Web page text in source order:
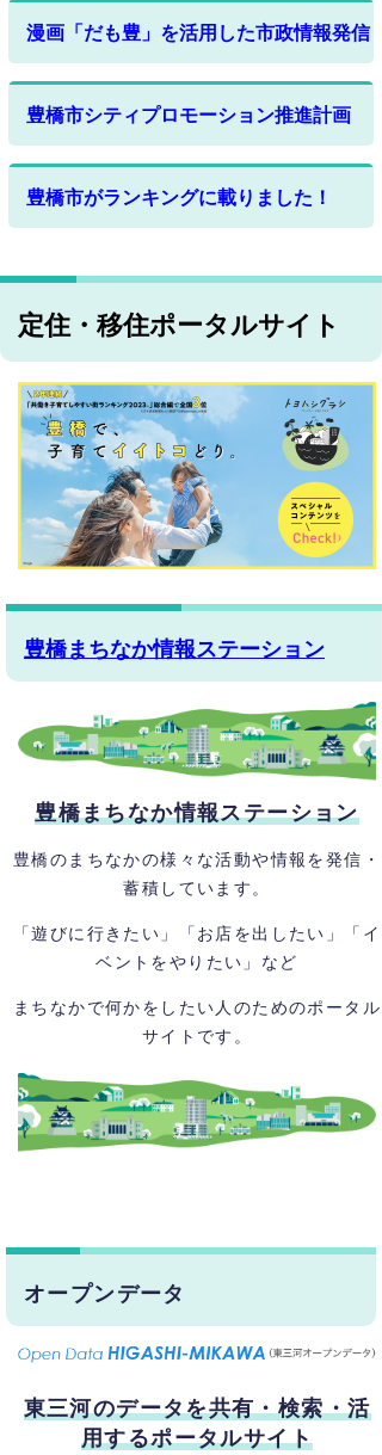
漫画「だも豊」を活用した市政情報発信
豊橋市シティプロモーション推進計画
豊橋市がランキングに載りました！
定住・移住ポータルサイト
豊橋まちなか情報ステーション
豊橋まちなか情報ステーション
豊橋のまちなかの様々な活動や情報を発信・
蓄積しています。
「遊びに行きたい」「お店を出したい」「イ
ベントをやりたい」など
まちなかで何かをしたい人のためのポータル
サイトです。
オープンデータ
東三河のデータを共有・検索・活
用するポータルサイト